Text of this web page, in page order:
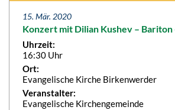
15. Mär. 2020
Konzert mit Dilian Kushev – Bariton
Uhrzeit:
16:30 Uhr
Ort:
Evangelische Kirche Birkenwerder
Veranstalter:
Evangelische Kirchengemeinde